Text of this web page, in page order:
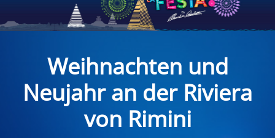
Weihnachten und
Neujahr an der Riviera
von Rimini